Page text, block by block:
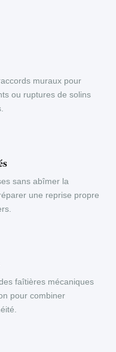
muraux pour
ou ruptures de solins
sans abîmer la
une reprise propre
faîtières mécaniques
pour combiner